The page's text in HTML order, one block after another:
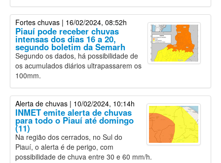
Fortes chuvas | 16/02/2024, 08:52h
Piauí pode receber chuvas
intensas dos dias 16 a 20,
segundo boletim da Semarh
Segundo os dados, há possibilidade de
os acumulados diários ultrapassarem os
100mm.
Alerta de chuvas | 10/02/2024, 10:14h
INMET emite alerta de chuvas
para todo o Piauí até domingo
(11)
Na região dos cerrados, no Sul do
Piauí, o alerta é de perigo, com
possibilidade de chuva entre 30 e 60 mm/h.